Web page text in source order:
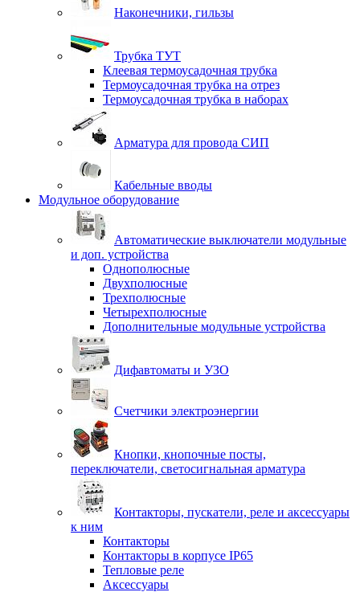
Наконечники, гильзы
Трубка ТУТ
Клеевая термоусадочная трубка
Термоусадочная трубка на отрез
Термоусадочная трубка в наборах
Арматура для провода СИП
Кабельные вводы
Модульное оборудование
Автоматические выключатели модульные
и доп. устройства
Однополюсные
Двухполюсные
Трехполюсные
Четырехполюсные
Дополнительные модульные устройства
Дифавтоматы и УЗО
Счетчики электроэнергии
Кнопки, кнопочные посты,
переключатели, светосигнальная арматура
Контакторы, пускатели, реле и аксессуары
к ним
Контакторы
Контакторы в корпусе IP65
Тепловые реле
Аксессуары